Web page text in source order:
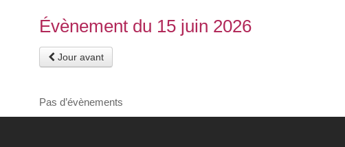
Évènement du 15 juin 2026
Jour avant
Pas d’évènements